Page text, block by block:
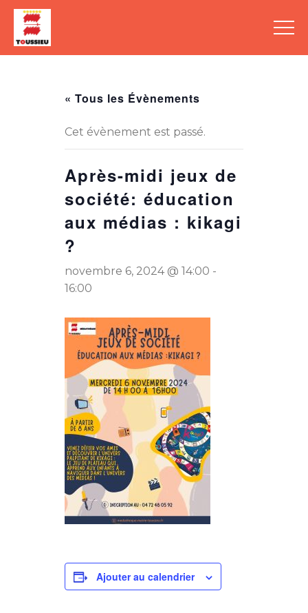
« Tous les Évènements
Cet évènement est passé.
Après-midi jeux de
société: éducation
aux médias : kikagi
?
novembre 6, 2024 @ 14:00 -
16:00
Ajouter au calendrier